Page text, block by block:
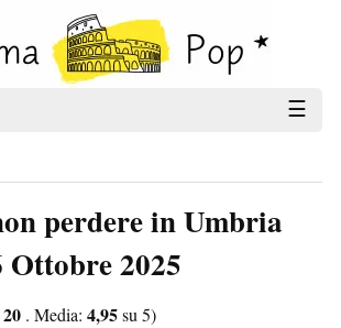
☰
perdere in Umbria
Ottobre 2025
20 . Media: 4,95su 5)